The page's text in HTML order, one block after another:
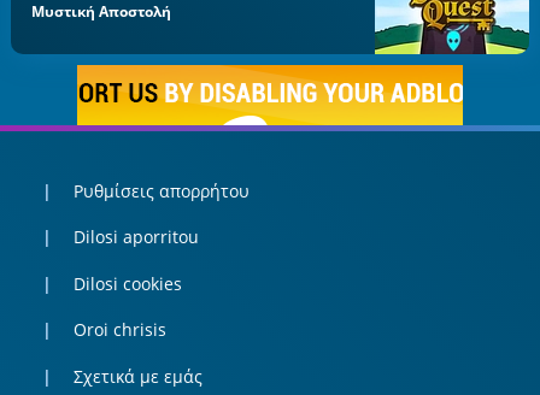
Μυστική Αποστολή
Ρυθμίσεις απορρήτου
Dilosi aporritou
Dilosi cookies
Oroi chrisis
Σχετικά με εμάς